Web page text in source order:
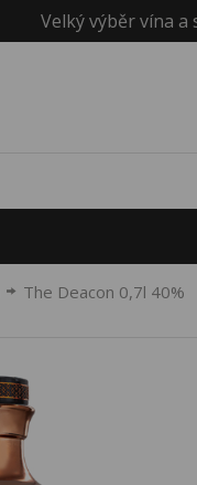
Velký výběr vína
The Deacon 0,7l 40%